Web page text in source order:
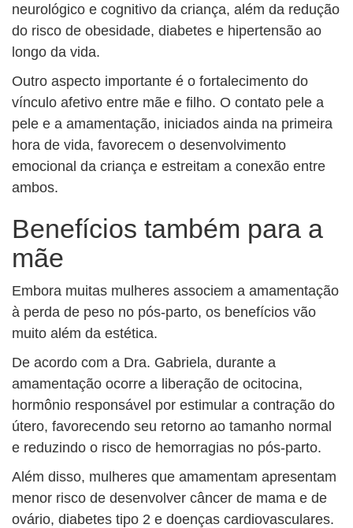
neurológico e cognitivo da criança, além da redução
do risco de obesidade, diabetes e hipertensão ao
longo da vida.
Outro aspecto importante é o fortalecimento do
vínculo afetivo entre mãe e filho. O contato pele a
pele e a amamentação, iniciados ainda na primeira
hora de vida, favorecem o desenvolvimento
emocional da criança e estreitam a conexão entre
ambos.
Benefícios também para a
mãe
Embora muitas mulheres associem a amamentação
à perda de peso no pós-parto, os benefícios vão
muito além da estética.
De acordo com a Dra. Gabriela, durante a
amamentação ocorre a liberação de ocitocina,
hormônio responsável por estimular a contração do
útero, favorecendo seu retorno ao tamanho normal
e reduzindo o risco de hemorragias no pós-parto.
Além disso, mulheres que amamentam apresentam
menor risco de desenvolver câncer de mama e de
ovário, diabetes tipo 2 e doenças cardiovasculares.